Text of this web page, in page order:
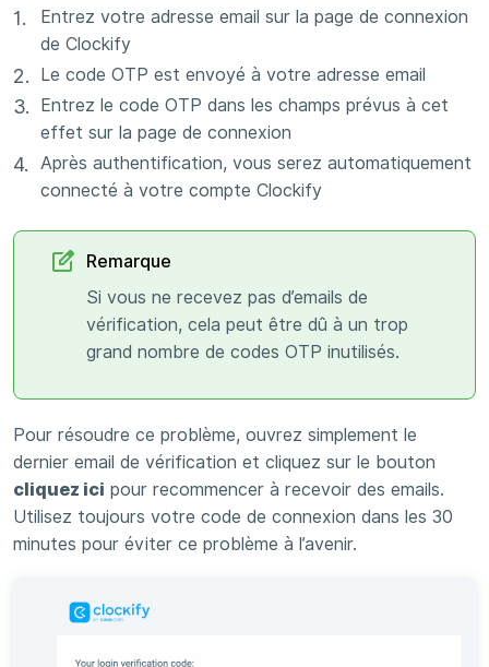
Entrez votre adresse email sur la page de connexion
de Clockify
Le code OTP est envoyé à votre adresse email
Entrez le code OTP dans les champs prévus à cet
effet sur la page de connexion
Après authentification, vous serez automatiquement
connecté à votre compte Clockify
Remarque
Si vous ne recevez pas d’emails de
vérification, cela peut être dû à un trop
grand nombre de codes OTP inutilisés.
Pour résoudre ce problème, ouvrez simplement le
dernier email de vérification et cliquez sur le bouton
cliquez ici pour recommencer à recevoir des emails.
Utilisez toujours votre code de connexion dans les 30
minutes pour éviter ce problème à l’avenir.